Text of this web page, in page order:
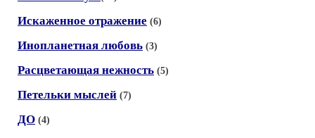
Искаженное отражение (6)
Инопланетная любовь (3)
Расцветающая нежность (5)
Петельки мыслей (7)
ДО (4)